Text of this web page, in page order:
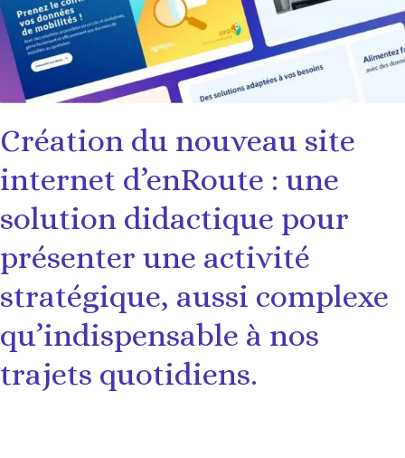
Création du nouveau site
internet d’enRoute : une
solution didactique pour
présenter une activité
stratégique, aussi complexe
qu’indispensable à nos
trajets quotidiens.